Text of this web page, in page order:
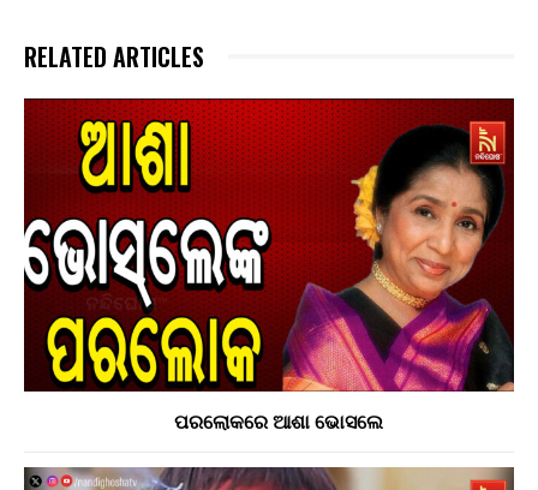
RELATED ARTICLES
ପରଲୋକରେ ଆଶା ଭୋସଲେ